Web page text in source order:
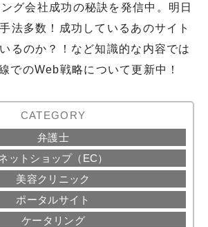
グ会社成功の秘訣を発信中。明日
法多数！
成功しているあのサイト
るのか？！など知識的な内容では
でのWeb戦略について更新中！
CATEGORY
弁護士
ットショップ（EC）
美容クリニック
ポータルサイト
ケータリング